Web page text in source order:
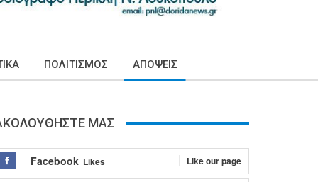
ΠΟΛΙΤΙΣΜΟΣ ΑΠΟΨΕΙΣ
ΜΑΣ
Facebook Likes Like our page